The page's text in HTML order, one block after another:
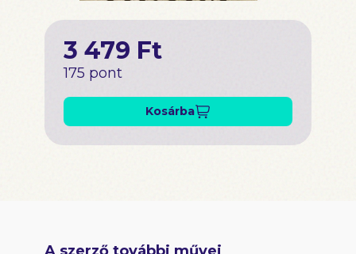
3 479 Ft
175 pont
Kosárba